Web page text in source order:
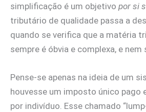
simplificação é um objetivo por si
tributário de qualidade passa a
quando se verifica que a matéria
sempre é óbvia e complexa, e nem
Pense-se apenas na ideia de um
houvesse um imposto único pago
por indivíduo. Esse chamado